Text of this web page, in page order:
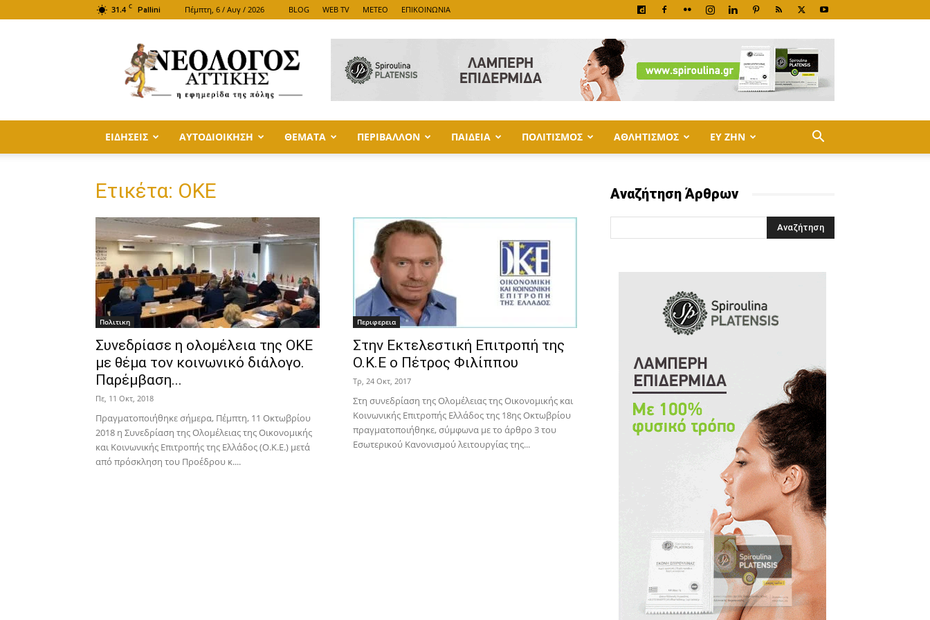
31.4 C Pallini Πέμπτη, 6 / Αυγ / 2026 BLOG WEB TV METEO ΕΠΙΚΟΙΝΩΝΙΑ
ΑΤΤΙΚΗΣ
ΕΙΔΗΣΕΙΣ ΑΥΤΟΔΙΟΙΚΗΣΗ ΘΕΜΑΤΑ ΠΕΡΙΒΑΛΛΟΝ ΠΑΙΔΕΙΑ ΠΟΛΙΤΙΣΜΟΣ ΑΘΛΗΤΙΣΜΟΣ ΕΥ ΖΗΝ
Ετικέτα: ΟΚΕ
Πολιτικη
Συνεδρίασε η ολομέλεια της ΟΚΕ
με θέμα τον κοινωνικό διάλογο.
Παρέμβαση...
Πε, 11 Οκτ, 2018
Πραγματοποιήθηκε σήμερα, Πέμπτη, 11 Οκτωβρίου
2018 η Συνεδρίαση της Ολομέλειας της Οικονομικής
και Κοινωνικής Επιτροπής της Ελλάδος (Ο.Κ.Ε.) μετά
από πρόσκληση του Προέδρου κ....
Περιφερεια
Στην Εκτελεστική Επιτροπή της
Ο.Κ.Ε ο Πέτρος Φιλίππου
Τρ, 24 Οκτ, 2017
Στη συνεδρίαση της Ολομέλειας της Οικονομικής και
Κοινωνικής Επιτροπής Ελλάδος της 18ης Οκτωβρίου
πραγματοποιήθηκε, σύμφωνα με το άρθρο 3 του
Εσωτερικού Κανονισμού λειτουργίας της...
Αναζήτηση Άρθρων